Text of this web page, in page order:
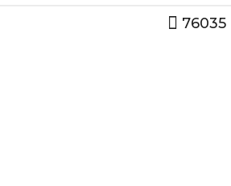
76035